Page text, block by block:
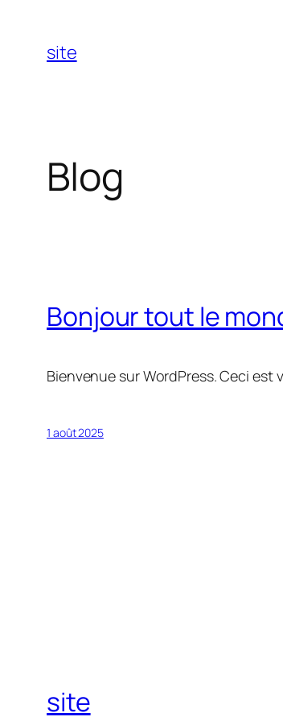
contenu
site
Blog
Bonjour tout le
Bienvenue sur WordPress. Ceci
1 août 2025
site